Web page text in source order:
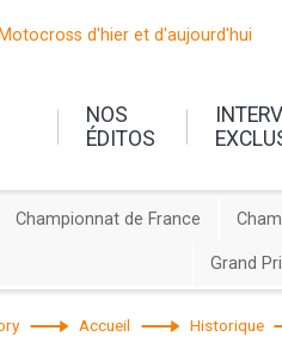
d'hier et d'aujourd'hui
NOS
ÉDITOS
Championnat de France
Grand
Accueil Historique